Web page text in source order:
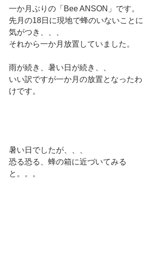
一か月ぶりの「Bee ANSON」です。
先月の18日に現地で蜂のいないことに
気がつき、、、
それから一か月放置していました。
雨が続き、暑い日が続き、、
いい訳ですが一か月の放置となったわ
けです。
暑い日でしたが、、、
恐る恐る、蜂の箱に近づいてみる
と。。。